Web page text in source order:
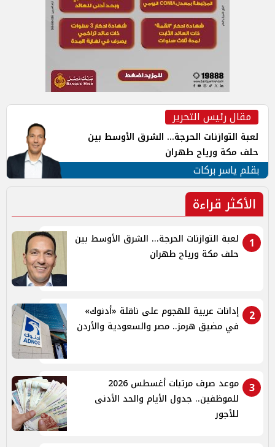
مقال رئيس التحرير
لعبة التوازنات الحرجة... الشرق الأوسط بين
حلف مكة ورياح طهران
بقلم ياسر بركات
الأكثر قراءة
1
لعبة التوازنات الحرجة... الشرق الأوسط بين
حلف مكة ورياح طهران
2
إدانات عربية للهجوم على ناقلة «أدنوك»
في مضيق هرمز.. مصر والسعودية والأردن
3
موعد صرف مرتبات أغسطس 2026
للموظفين.. جدول الأيام والحد الأدنى
للأجور